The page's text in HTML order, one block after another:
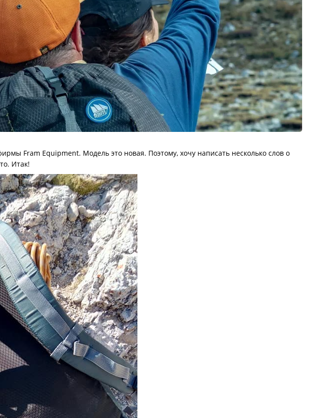
Fram Equipment. Модель это новая. Поэтому, хочу написать несколько слов о
Итак!